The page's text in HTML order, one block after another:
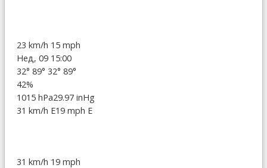
23 km/h 15 mph
Нед, 09 15:00
32° 89° 32° 89°
42%
1015 hPa29.97 inHg
31 km/h E19 mph E
31 km/h 19 mph